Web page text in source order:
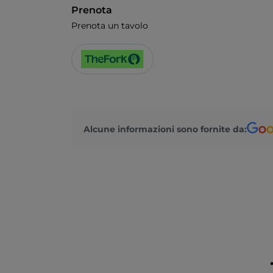
Prenota
Prenota un tavolo
Alcune informazioni sono fornite da: